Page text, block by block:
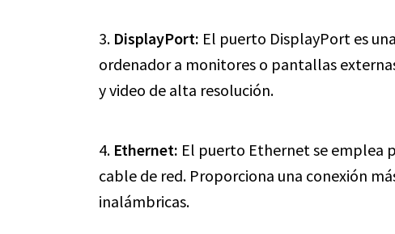
3. DisplayPort: El puerto DisplayPort es
ordenador a monitores o pantallas
y video de alta resolución.
4. Ethernet: El puerto Ethernet se emplea
cable de red. Proporciona una conexión
inalámbricas.